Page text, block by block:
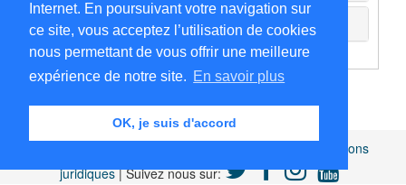
Internet. En poursuivant votre navigation sur
ce site, vous acceptez l’utilisation de cookies
nous permettant de vous offrir une meilleure
expérience de notre site. En savoir plus
OK, je suis d'accord
Documents externes
Mentions
juridiques| Suivez nous sur: